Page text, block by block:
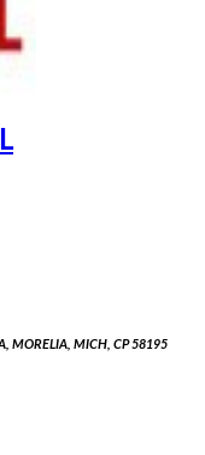
MORELIA, MICH, CP 58195